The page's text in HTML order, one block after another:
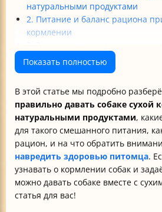
натуральными продуктами
2. Питание и баланс рациона
кормлении
питании
4. Практические рекомендации и
Таблица: Основные
кормлению собак
Итог: что нужно помнить
Показать полностью
В этой статье мы подробно
правильно давать собаке сухой
натуральными продуктами,
для такого смешанного питания,
рацион, и на что обратить
навредить здоровью питомца.
узнавать о кормлении собак и
можно давать собаке вместе с
статья для вас!